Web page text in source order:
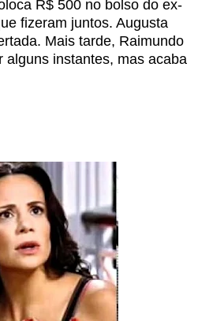
R$ 500 no bolso do ex-
fizeram juntos. Augusta
Mais tarde, Raimundo
alguns instantes, mas acaba